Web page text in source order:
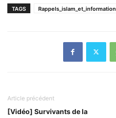
TAGS Rappels_islam_et_information
Article précédent
[Vidéo] Survivants de la